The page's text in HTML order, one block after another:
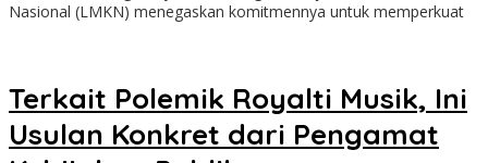
Nasional (LMKN) menegaskan komitmennya untuk memperkuat
Terkait Polemik Royalti Musik, Ini
Usulan Konkret dari Pengamat